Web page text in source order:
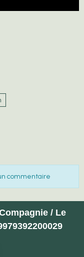
commentaire
/ Le